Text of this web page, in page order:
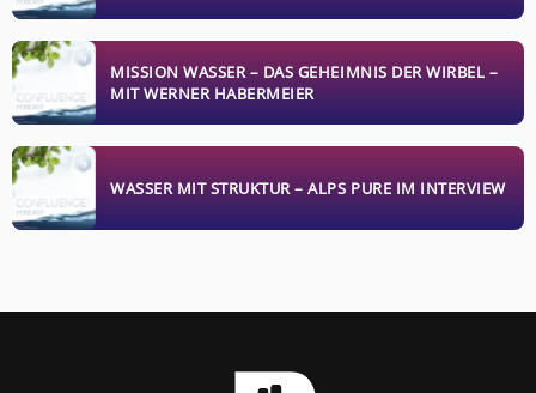
MISSION WASSER – DAS GEHEIMNIS DER WIRBEL –
MIT WERNER HABERMEIER
WASSER MIT STRUKTUR – ALPS PURE IM INTERVIEW